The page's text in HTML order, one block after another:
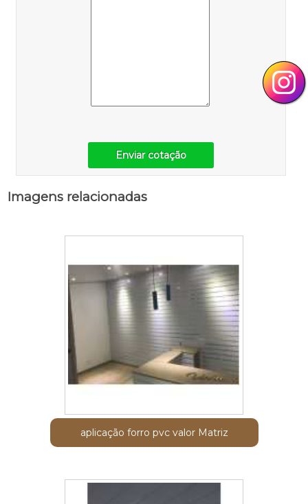
Enviar cotação
Imagens relacionadas
aplicação forro pvc valor Matriz